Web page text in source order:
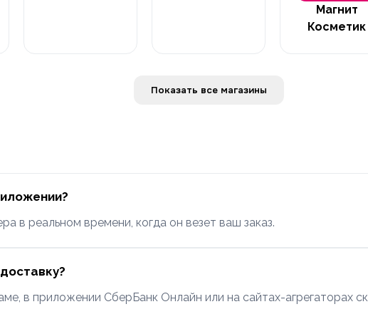
Магнит
Косметик
Показать все магазины
в реальном времени, когда он везет ваш заказ.
в приложении СберБанк Онлайн или на сайтах-агрегаторах